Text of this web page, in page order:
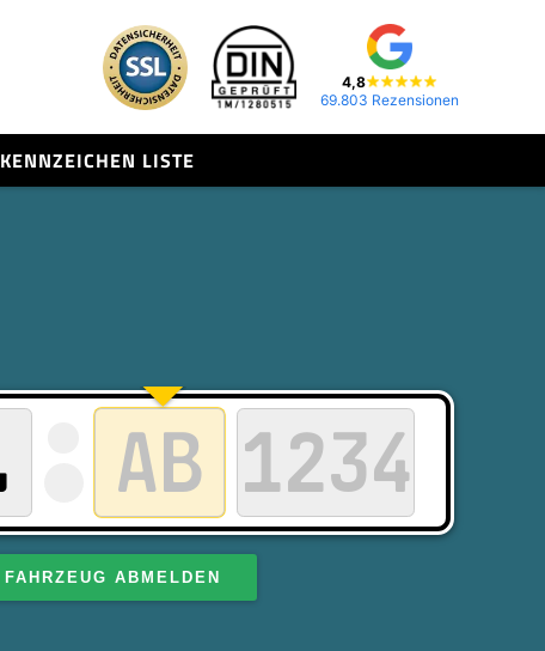
4,8
69.803 Rezensionen
KENNZEICHEN LISTE
FAHRZEUG ABMELDEN